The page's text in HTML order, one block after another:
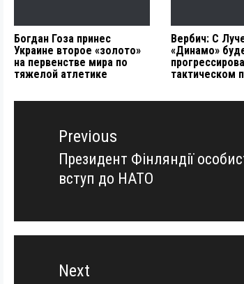
Богдан Гоза принес
Украине второе «золото»
на первенстве мира по
тяжелой атлетике
Вербич: С
«Динамо»
тактическом
Навигация
записямPrevious
Previous
post:
Президент Фінляндії
вступ до НАТО
Next